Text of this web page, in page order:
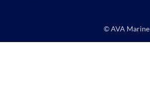
© AVA Marine